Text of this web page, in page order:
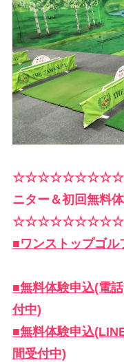
ニター＆初回無料
■ワンストップゴル
■無料体験申込(電
付中)
■無料体験申込
間受付中)